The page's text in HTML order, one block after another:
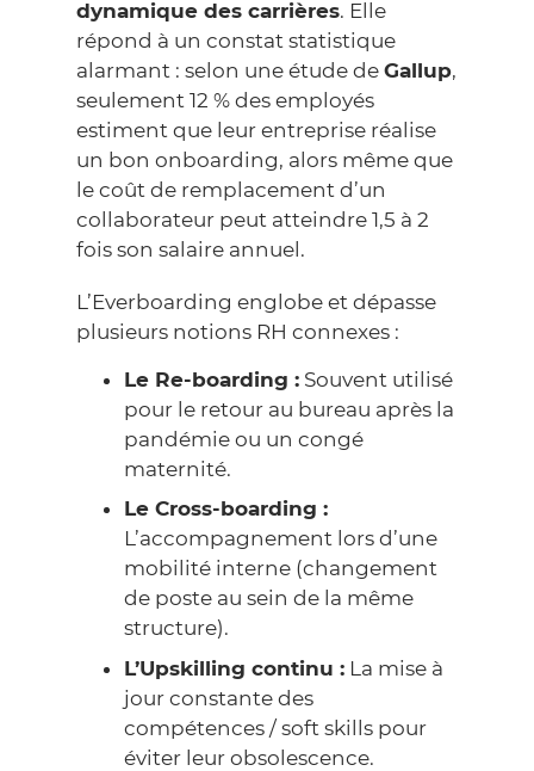
dynamique des carrières. Elle
répond à un constat statistique
alarmant : selon une étude de Gallup,
seulement 12 % des employés
estiment que leur entreprise réalise
un bon onboarding, alors même que
le coût de remplacement d’un
collaborateur peut atteindre 1,5 à 2
fois son salaire annuel.
L’Everboarding englobe et dépasse
plusieurs notions RH connexes :
Le Re-boarding : Souvent utilisé
pour le retour au bureau après la
pandémie ou un congé
maternité.
Le Cross-boarding :
L’accompagnement lors d’une
mobilité interne (changement
de poste au sein de la même
structure).
L’Upskilling continu : La mise à
jour constante des
compétences /soft skills pour
éviter leur obsolescence.